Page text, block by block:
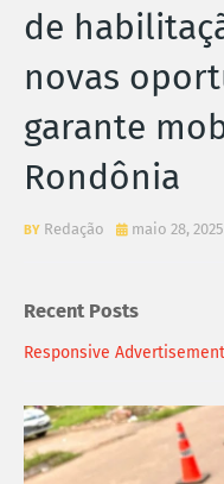
de
novas
garante
Rondônia
Redação maio 28, 2025
Recent Posts
Responsive Advertisement